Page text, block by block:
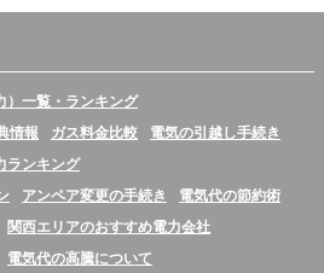
）一覧・ランキング
情報
ガス料金比較
電気の引越し手続き
ランキング
アンペア変更の手続き
電気代の節約術
関西エリアのおすすめ電力会社
電気代の高騰について